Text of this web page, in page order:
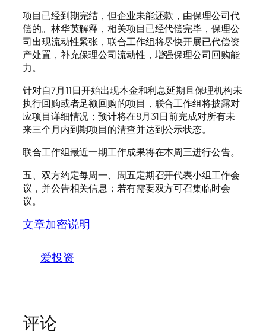
项目已经到期完结，但企业未能还款，由保理公司代
偿的。林华英解释，相关项目已经代偿完毕，保理公
司出现流动性紧张，联合工作组将尽快开展已代偿资
产处置，补充保理公司流动性，增强保理公司回购能
力。
针对自7月11日开始出现本金和利息延期且保理机构未
执行回购或者足额回购的项目，联合工作组将披露对
应项目详细情况；预计将在8月31日前完成对所有未
来三个月内到期项目的清查并达到公示状态。
联合工作组最近一期工作成果将在本周三进行公告。
五、双方约定每周一、周五定期召开代表小组工作会
议，并公告相关信息；若有需要双方可召集临时会
议。
文章加密说明
爱投资
评论